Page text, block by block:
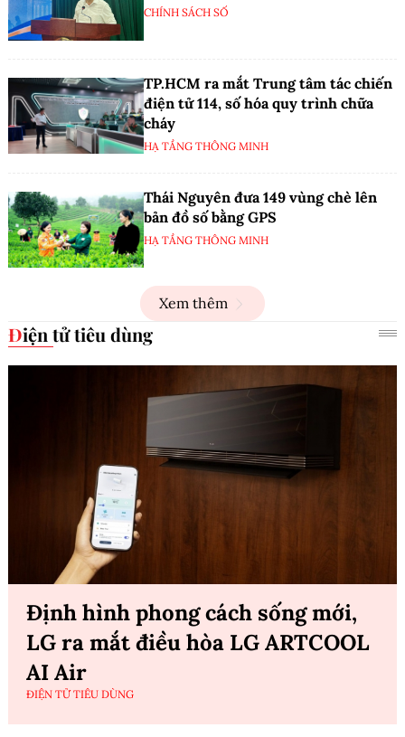
CHÍNH SÁCH SỐ
TP.HCM ra mắt Trung tâm tác chiến
điện tử 114, số hóa quy trình chữa
cháy
HẠ TẦNG THÔNG MINH
Thái Nguyên đưa 149 vùng chè lên
bản đồ số bằng GPS
HẠ TẦNG THÔNG MINH
Xem thêm
Điện tử tiêu dùng
Định hình phong cách sống mới,
LG ra mắt điều hòa LG ARTCOOL
AI Air
ĐIỆN TỬ TIÊU DÙNG